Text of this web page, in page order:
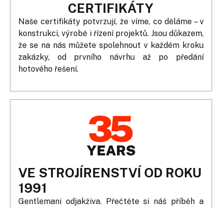
CERTIFIKÁTY
Naše certifikáty potvrzují, že víme, co děláme – v
konstrukci, výrobě i řízení projektů. Jsou důkazem,
že se na nás můžete spolehnout v každém kroku
zakázky, od prvního návrhu až po předání
hotového řešení.
VE STROJÍRENSTVÍ OD ROKU
1991
Gentlemani odjakživa. Přečtěte si náš příběh a